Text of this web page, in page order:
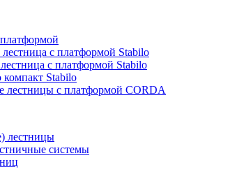
с платформой Stabilo
с платформой Stabilo
Stabilo
лестницы с платформой CORDA
лестницы
системы